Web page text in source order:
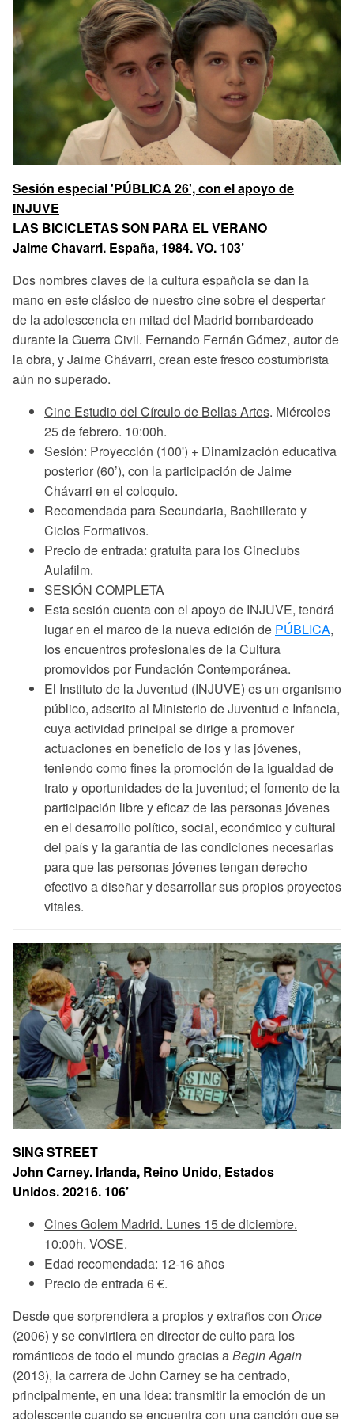
Sesión especial 'PÚBLICA 26', con el apoyo de
INJUVE
LAS BICICLETAS SON PARA EL VERANO
Jaime Chavarri. España, 1984. VO. 103’
Dos nombres claves de la cultura española se dan la
mano en este clásico de nuestro cine sobre el despertar
de la adolescencia en mitad del Madrid bombardeado
durante la Guerra Civil. Fernando Fernán Gómez, autor de
la obra, y Jaime Chávarri, crean este fresco costumbrista
aún no superado.
Cine Estudio del Círculo de Bellas Artes. Miércoles
25 de febrero. 10:00h.
Sesión: Proyección (100') + Dinamización educativa
posterior (60’), con la participación deJaime
Chávarri en el coloquio.
Recomendada para Secundaria, Bachillerato y
Ciclos Formativos.
Precio de entrada: gratuita para los Cineclubs
Aulafilm.
SESIÓN COMPLETA
Esta sesión cuenta con el apoyo de INJUVE, tendrá
lugar en el marco de la nueva edición de PÚBLICA,
los encuentros profesionales de la Cultura
promovidos por Fundación Contemporánea.
El Instituto de la Juventud (INJUVE) es un organismo
público, adscrito al Ministerio de Juventud e Infancia,
cuya actividad principal se dirige a promover
actuaciones en beneficio de los y las jóvenes,
teniendo como fines la promoción de la igualdad de
trato y oportunidades de la juventud; el fomento de la
participación libre y eficaz de las personas jóvenes
en el desarrollo político, social, económico y cultural
del país y la garantía de las condiciones necesarias
para que las personas jóvenes tengan derecho
efectivo a diseñar y desarrollar sus propios proyectos
vitales.
SING STREET
John Carney. Irlanda, Reino Unido, Estados
Unidos. 20216. 106’
Cines Golem Madrid. Lunes 15 de diciembre.
10:00h. VOSE.
Edad recomendada: 12-16 años
Precio de entrada 6 €.
Desde que sorprendiera a propios y extraños con Once
(2006) y se convirtiera en director de culto para los
románticos de todo el mundo gracias aBegin Again
(2013), la carrera de John Carney se ha centrado,
principalmente, en una idea: transmitir la emoción de un
adolescente cuando se encuentra con una canción que se